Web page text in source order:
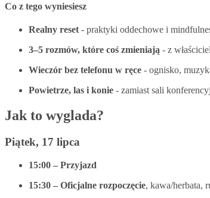
Co z tego wyniesiesz
Realny reset - praktyki oddechowe i
3–5 rozmów, które coś zmieniają - z
Wieczór bez telefonu w ręce - ognisko,
Powietrze, las i konie - zamiast sali
Jak to wyglada?
Piątek, 17 lipca
15:00 – Przyjazd
15:30 – Oficjalne rozpoczęcie, kawa/herbata,